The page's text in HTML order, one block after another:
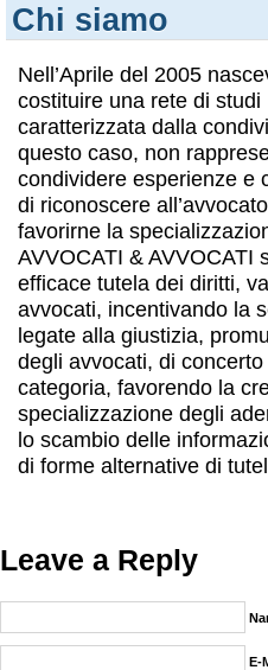
Chi siamo
Nell’Aprile del 2005
costituire una rete di studi
caratterizzata dalla
questo caso, non
condividere esperienze e
di riconoscere
favorirne la
AVVOCATI & AVVOCATI
efficace tutela dei diritti,
avvocati, incentivando la
legate alla giustizia,
degli avvocati, di
categoria, favorendo la
specializzazione degli
lo scambio delle
di forme alternative di
Leave a Reply
E-